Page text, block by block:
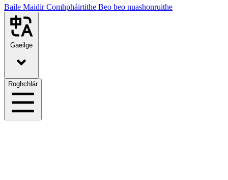
Baile MaidirComhpháirtithe Beo beo nuashonruithe
Gaeilge
Roghchlár